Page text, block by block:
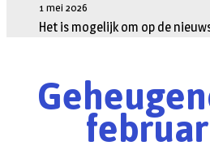
1 mei 2026
Het is mogelijk om op de